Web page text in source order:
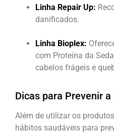
Linha Repair Up:
danificados.
Linha Bioplex:
com Proteína da
cabelos frágeis e
Dicas para Prevenir a
Além de utilizar os
hábitos saudáveis para